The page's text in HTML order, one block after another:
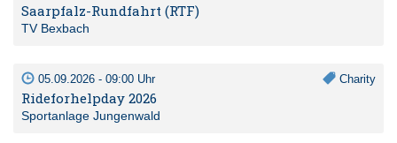
Saarpfalz-Rundfahrt (RTF)
TV Bexbach
05.09.2026 - 09:00 Uhr Charity
Rideforhelpday 2026
Sportanlage Jungenwald